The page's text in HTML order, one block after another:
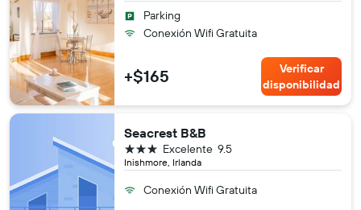
Parking
Conexión Wifi Gratuita
+$165
Verificar
disponibilidad
Seacrest B&B
Inishmore, Irlanda
9.5
Excelente
3 estrellas
Conexión Wifi Gratuita